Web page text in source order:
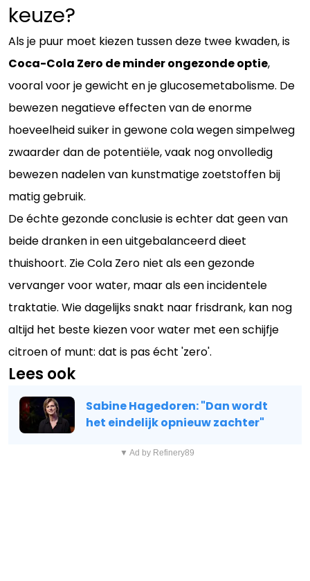
keuze?
Als je puur moet kiezen tussen deze twee kwaden, is
Coca-Cola Zero de minder ongezonde optie,
vooral voor je gewicht en je glucosemetabolisme. De
bewezen negatieve effecten van de enorme
hoeveelheid suiker in gewone cola wegen simpelweg
zwaarder dan de potentiële, vaak nog onvolledig
bewezen nadelen van kunstmatige zoetstoffen bij
matig gebruik.
De échte gezonde conclusie is echter dat geen van
beide dranken in een uitgebalanceerd dieet
thuishoort. Zie Cola Zero niet als een gezonde
vervanger voor water, maar als een incidentele
traktatie. Wie dagelijks snakt naar frisdrank, kan nog
altijd het beste kiezen voor water met een schijfje
citroen of munt: dat is pas écht 'zero'.
Lees ook
Sabine Hagedoren: "Dan wordt
het eindelijk opnieuw zachter"
▼ Ad by Refinery89